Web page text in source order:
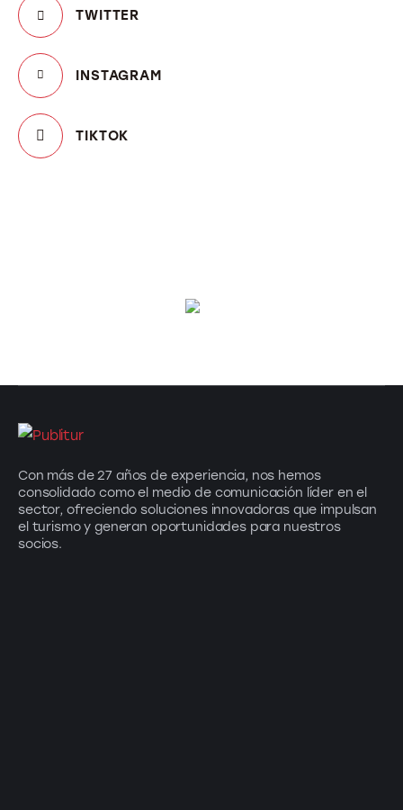
TWITTER
INSTAGRAM
TIKTOK
Con más de 27 años de experiencia, nos hemos
consolidado como el medio de comunicación líder en el
sector, ofreciendo soluciones innovadoras que impulsan
el turismo y generan oportunidades para nuestros
socios.